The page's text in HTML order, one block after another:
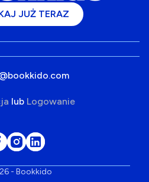
JUŻ TERAZ
lub Logowanie
- Bookkido